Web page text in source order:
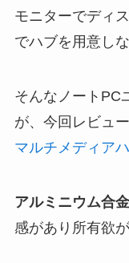
モニターでディ
でハブを用意し
そんなノートPC
が、今回レビュ
マルチメディア
アルミニウム合金
感があり所有欲